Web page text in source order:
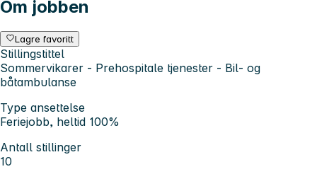
Om jobben
Lagre favoritt
Stillingstittel
Sommervikarer - Prehospitale tjenester - Bil- og
båtambulanse
Type ansettelse
Feriejobb, heltid 100%
Antall stillinger
10